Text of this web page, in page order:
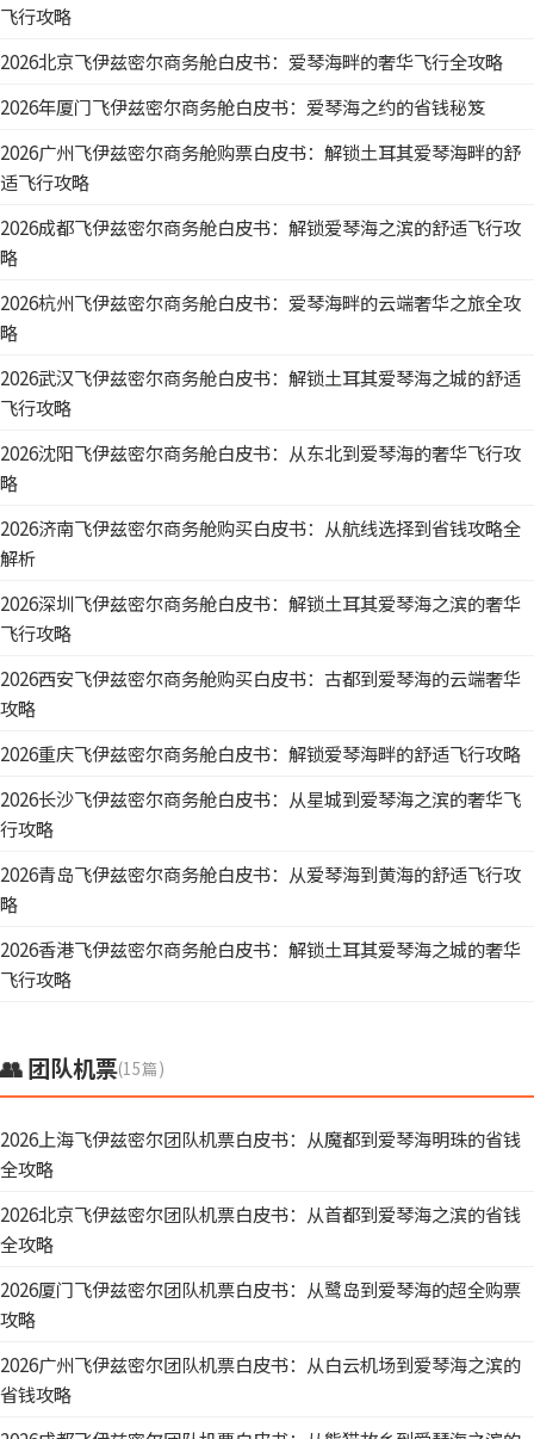
飞行攻略
2026北京飞伊兹密尔商务舱白皮书：爱琴海畔的奢华飞行全攻略
2026年厦门飞伊兹密尔商务舱白皮书：爱琴海之约的省钱秘笈
2026广州飞伊兹密尔商务舱购票白皮书：解锁土耳其爱琴海畔的舒
适飞行攻略
2026成都飞伊兹密尔商务舱白皮书：解锁爱琴海之滨的舒适飞行攻
略
2026杭州飞伊兹密尔商务舱白皮书：爱琴海畔的云端奢华之旅全攻
略
2026武汉飞伊兹密尔商务舱白皮书：解锁土耳其爱琴海之城的舒适
飞行攻略
2026沈阳飞伊兹密尔商务舱白皮书：从东北到爱琴海的奢华飞行攻
略
2026济南飞伊兹密尔商务舱购买白皮书：从航线选择到省钱攻略全
解析
2026深圳飞伊兹密尔商务舱白皮书：解锁土耳其爱琴海之滨的奢华
飞行攻略
2026西安飞伊兹密尔商务舱购买白皮书：古都到爱琴海的云端奢华
攻略
2026重庆飞伊兹密尔商务舱白皮书：解锁爱琴海畔的舒适飞行攻略
2026长沙飞伊兹密尔商务舱白皮书：从星城到爱琴海之滨的奢华飞
行攻略
2026青岛飞伊兹密尔商务舱白皮书：从爱琴海到黄海的舒适飞行攻
略
2026香港飞伊兹密尔商务舱白皮书：解锁土耳其爱琴海之城的奢华
飞行攻略
👥 团队机票(15篇)
2026上海飞伊兹密尔团队机票白皮书：从魔都到爱琴海明珠的省钱
全攻略
2026北京飞伊兹密尔团队机票白皮书：从首都到爱琴海之滨的省钱
全攻略
2026厦门飞伊兹密尔团队机票白皮书：从鹭岛到爱琴海的超全购票
攻略
2026广州飞伊兹密尔团队机票白皮书：从白云机场到爱琴海之滨的
省钱攻略